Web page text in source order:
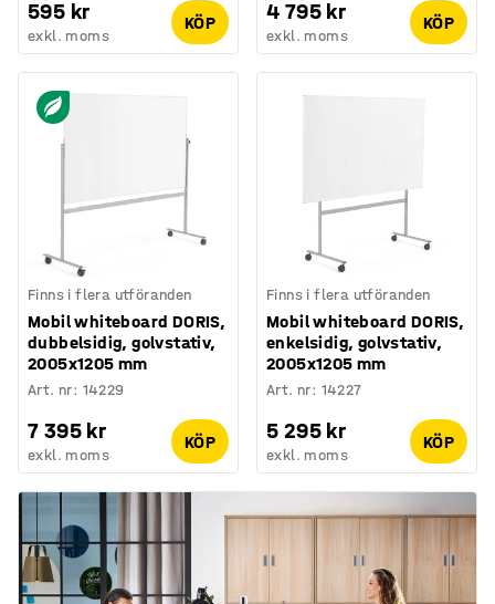
595 kr
exkl. moms
KÖP 4 795 kr
exkl. moms
KÖP
Finns i flera utföranden
Mobil whiteboard DORIS,
dubbelsidig, golvstativ,
2005x1205 mm
Art. nr: 14229
7 395 kr
exkl. moms
KÖP
Finns i flera utföranden
Mobil whiteboard DORIS,
enkelsidig, golvstativ,
2005x1205 mm
Art. nr: 14227
5 295 kr
exkl. moms
KÖP